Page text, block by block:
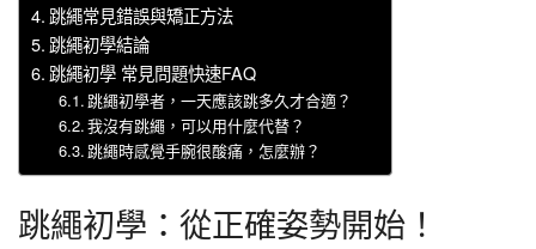
跳繩常見錯誤與矯正方法
跳繩初學結論
跳繩初學 常見問題快速FAQ
跳繩初學者，一天應該跳多久才合適？
我沒有跳繩，可以用什麼代替？
跳繩時感覺手腕很酸痛，怎麼辦？
跳繩初學：從正確姿勢開始！